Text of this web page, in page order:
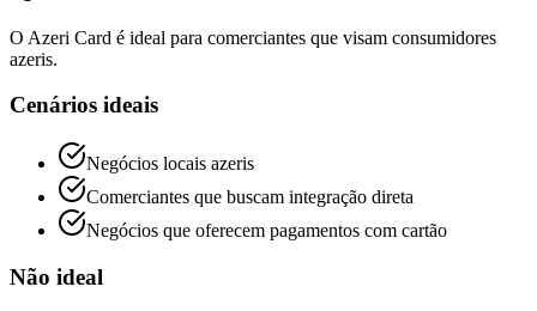
O Azeri Card é ideal para comerciantes que visam consumidores
azeris.
Cenários ideais
Negócios locais azeris
Comerciantes que buscam integração direta
Negócios que oferecem pagamentos com cartão
Não ideal